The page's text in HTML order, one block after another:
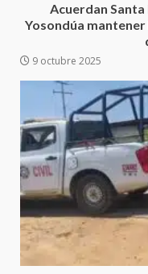
Acuerdan
Yosondúa
9 octubre 2025
6
7
16
7